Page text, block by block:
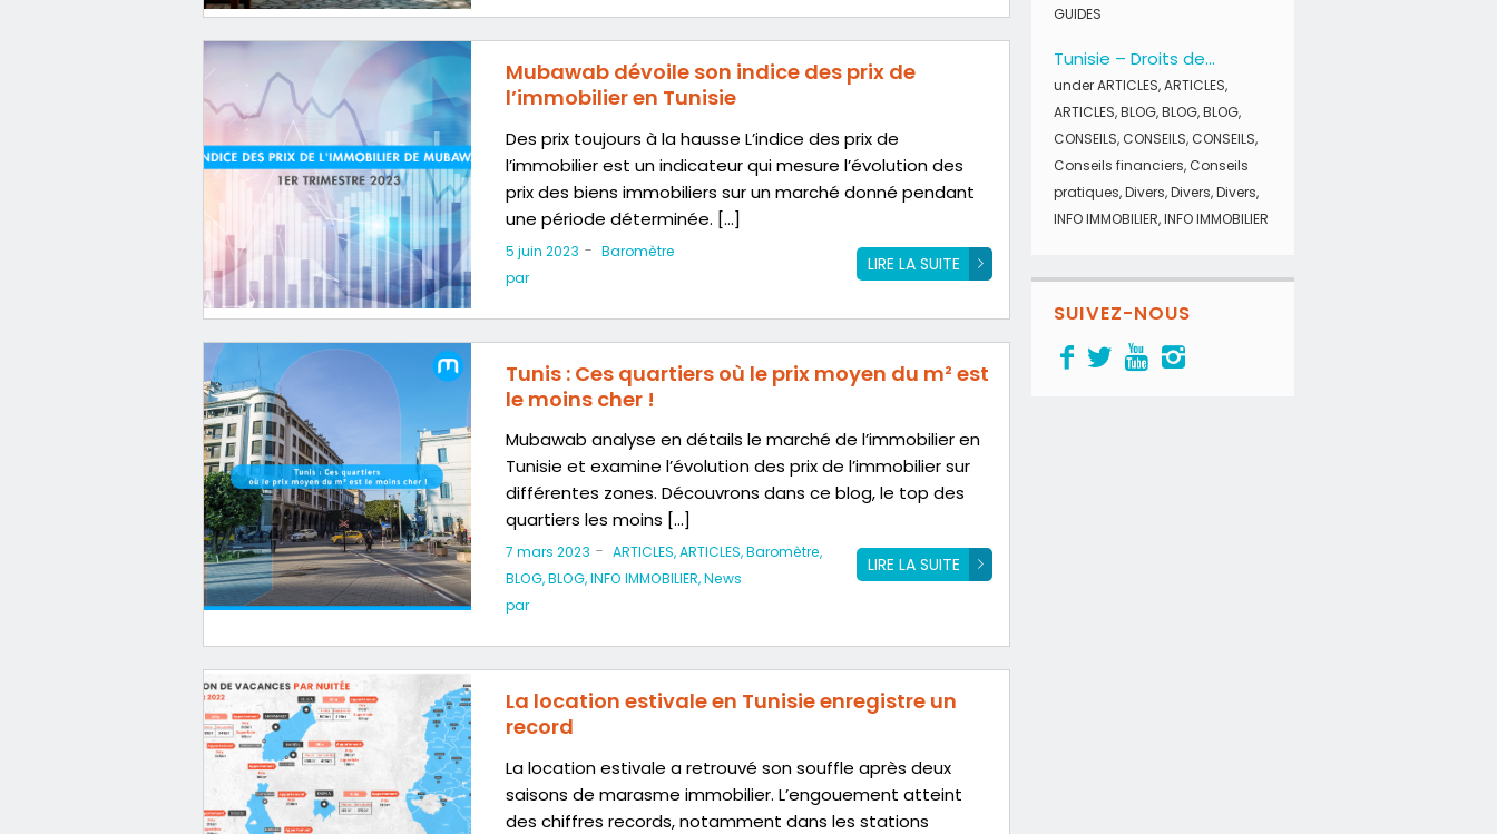
Mubawab dévoile son indice des prix de
l’immobilier en Tunisie
Des prix toujours à la hausse L’indice des prix de
l’immobilier est un indicateur qui mesure l’évolution des
prix des biens immobiliers sur un marché donné pendant
une période déterminée. […]
LIRE LA SUITE
5 juin 2023 - Baromètre
par
Tunis : Ces quartiers où le prix moyen du m² est
le moins cher !
Mubawab analyse en détails le marché de l’immobilier en
Tunisie et examine l’évolution des prix de l’immobilier sur
différentes zones. Découvrons dans ce blog, le top des
quartiers les moins […]
LIRE LA SUITE
7 mars 2023 - ARTICLES,ARTICLES,Baromètre,
BLOG,BLOG,INFO IMMOBILIER,News
par
La location estivale en Tunisie enregistre un
record
La location estivale a retrouvé son souffle après deux
saisons de marasme immobilier. L’engouement atteint
des chiffres records, notamment dans les stations
GUIDES
Tunisie – Droits de...
underARTICLES,ARTICLES,
ARTICLES,BLOG,BLOG,BLOG,
CONSEILS,CONSEILS,CONSEILS,
Conseils financiers,Conseils
pratiques,Divers,Divers,Divers,
INFO IMMOBILIER,INFO IMMOBILIER
SUIVEZ-NOUS